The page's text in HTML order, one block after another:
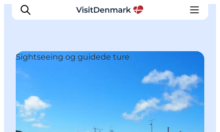
Destinationer
Oplevelser
Overnatning
Sightseeing og guidede ture